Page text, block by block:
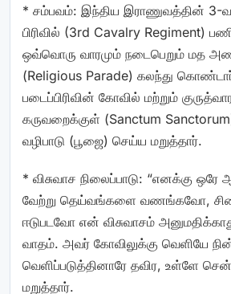
* சம்பவம்: இந்திய இராணுவத்தின் 3-
பிரிவில் (3rd Cavalry Regiment)
ஒவ்வொரு வாரமும் நடைபெறும் மத
(Religious Parade) கலந்து
படைப்பிரிவின் கோவில் மற்றும்
கருவறைக்குள் (Sanctum
வழிபாடு (பூஜை) செய்ய மறுத்தார்.
* விசுவாச நிலைப்பாடு: “எனக்கு
வேற்று தெய்வங்களை வணங்கவோ, சிலை
ஈடுபடவோ என் விசுவாசம்
வாதம். அவர் கோவிலுக்கு வெளியே
வெளிப்படுத்தினாரே தவிர, உள்ளே
மறுத்தார்.